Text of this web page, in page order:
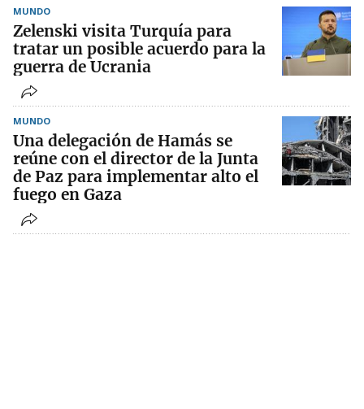
MUNDO
Zelenski visita Turquía para
tratar un posible acuerdo para la
guerra de Ucrania
MUNDO
Una delegación de Hamás se
reúne con el director de la Junta
de Paz para implementar alto el
fuego en Gaza